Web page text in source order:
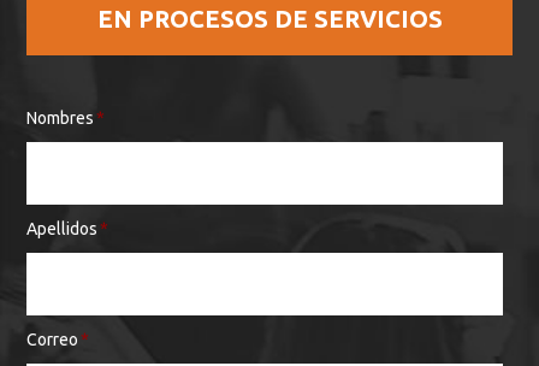
EN PROCESOS DE SERVICIOS
Nombres *
Apellidos *
Correo *